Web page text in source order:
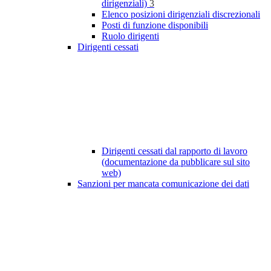
dirigenziali) 3
Elenco posizioni dirigenziali discrezionali
Posti di funzione disponibili
Ruolo dirigenti
Dirigenti cessati
Dirigenti cessati dal rapporto di lavoro
(documentazione da pubblicare sul sito
web)
Sanzioni per mancata comunicazione dei dati